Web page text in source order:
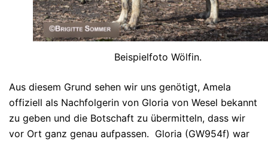
Beispielfoto Wölfin.
Aus diesem Grund sehen wir uns genötigt, Amela
offiziell als Nachfolgerin von Gloria von Wesel bekannt
zu geben und die Botschaft zu übermitteln, dass wir
vor Ort ganz genau aufpassen. Gloria (GW954f) war